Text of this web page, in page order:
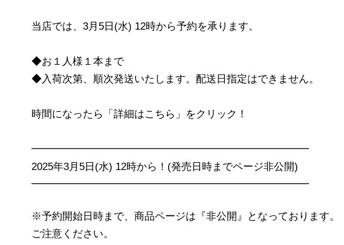
当店では、3月5日(水) 12時から予約を承ります。
◆お１人様１本まで
◆入荷次第、順次発送いたします。配送日指定はできません。
時間になったら「詳細はこちら」をクリック！
━━━━━━━━━━━━━━━━━━━━━━━━━━━
2025年3月5日(水) 12時から！(発売日時までページ非公開)
━━━━━━━━━━━━━━━━━━━━━━━━━━━
※予約開始日時まで、商品ページは『非公開』となっております。
ご注意ください。